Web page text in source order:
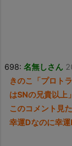
698: 名無しさん
きのこ「プロト
はSNの兄貴以上」
このコメント見
幸運Dなのに幸